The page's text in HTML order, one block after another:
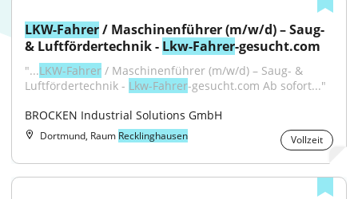
LKW-Fahrer / Maschinenführer (m/w/d) – Saug-
& Luftfördertechnik - Lkw-Fahrer-gesucht.com
"...LKW-Fahrer / Maschinenführer (m/w/d) – Saug- &
Luftfördertechnik - Lkw-Fahrer-gesucht.com Ab sofort..."
BROCKEN Industrial Solutions GmbH
Dortmund, Raum Recklinghausen Vollzeit